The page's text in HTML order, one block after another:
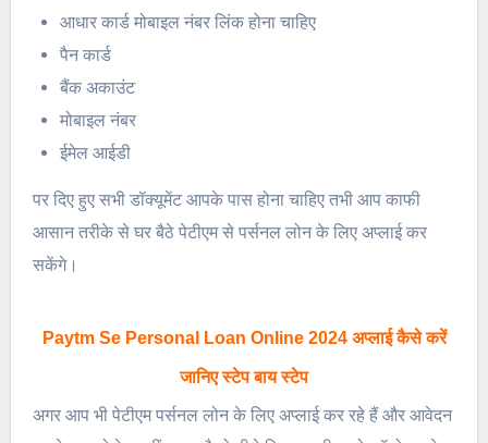
आधार कार्ड मोबाइल नंबर लिंक होना चाहिए
पैन कार्ड
बैंक अकाउंट
मोबाइल नंबर
ईमेल आईडी
पर दिए हुए सभी डॉक्यूमेंट आपके पास होना चाहिए तभी आप काफी
आसान तरीके से घर बैठे पेटीएम से पर्सनल लोन के लिए अप्लाई कर
सकेंगे।
Paytm Se Personal Loan Online 2024 अप्लाई कैसे करें
जानिए स्टेप बाय स्टेप
अगर आप भी पेटीएम पर्सनल लोन के लिए अप्लाई कर रहे हैं और आवेदन